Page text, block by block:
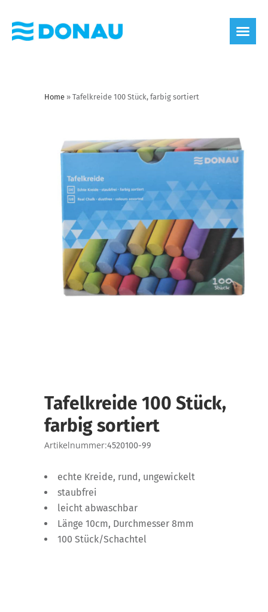
Home » Tafelkreide 100 Stück, farbig sortiert
Tafelkreide 100 Stück,
farbig sortiert
Artikelnummer:4520100-99
echte Kreide, rund, ungewickelt
staubfrei
leicht abwaschbar
Länge 10cm, Durchmesser 8mm
100 Stück/Schachtel